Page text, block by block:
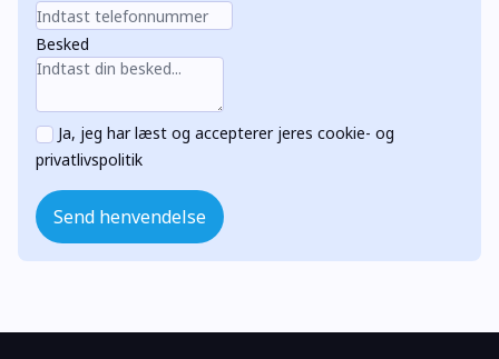
Besked
Ja, jeg har læst og accepterer jeres cookie- og
privatlivspolitik
Send henvendelse